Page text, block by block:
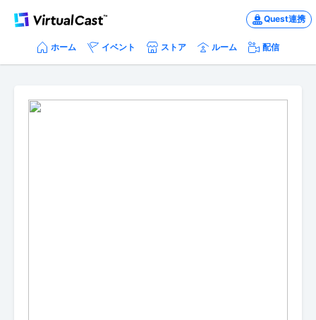
Quest連携
ホーム イベント ストア ルーム 配信